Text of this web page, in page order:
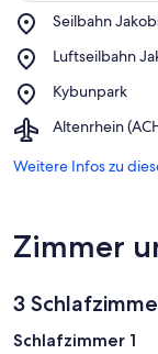
Seilbahn
Place,
Jakobsbad-
Luftseilbahn
Place,
Jakobsbad-
Kybunpark
Place,
Altenrhein
Airport,
(ACH-
Altenrhein)
Weitere Infos zu
Zimmer
3
Schlafzimmer 1